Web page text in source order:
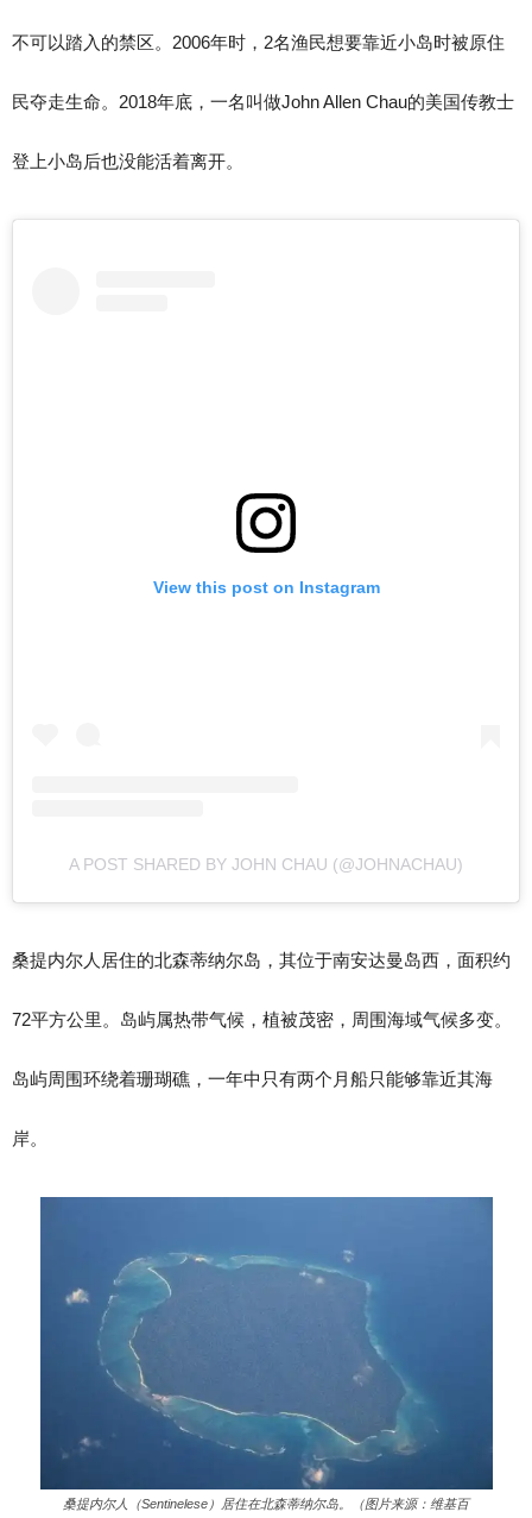
不可以踏入的禁区。2006年时，2名渔民想要靠近小岛时被原住
民夺走生命。2018年底，一名叫做John Allen Chau的美国传教士
登上小岛后也没能活着离开。
View this post on Instagram
A POST SHARED BY JOHN CHAU (@JOHNACHAU)
桑提内尔人居住的北森蒂纳尔岛，其位于南安达曼岛西，面积约
72平方公里。岛屿属热带气候，植被茂密，周围海域气候多变。
岛屿周围环绕着珊瑚礁，一年中只有两个月船只能够靠近其海
岸。
桑提内尔人（Sentinelese）居住在北森蒂纳尔岛。（图片来源：维基百